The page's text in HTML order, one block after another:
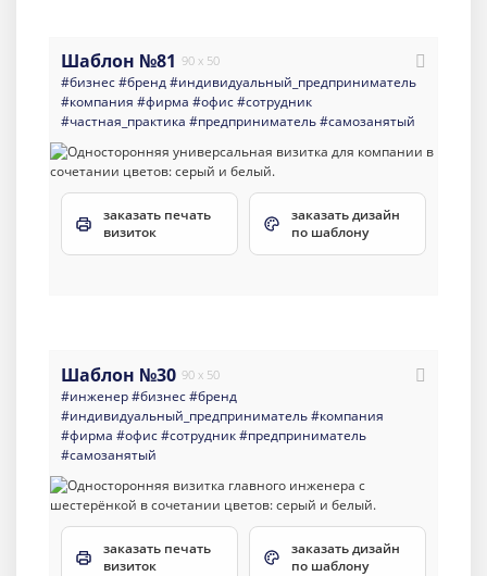
Шаблон №81 90 x 50
#бизнес#бренд#индивидуальный_предприниматель
#компания #фирма #офис#сотрудник
#частная_практика #предприниматель#самозанятый
заказать печать
визиток
заказать дизайн
по шаблону
Шаблон №30 90 x 50
#инженер#бизнес#бренд
#индивидуальный_предприниматель#компания
#фирма #офис#сотрудник#предприниматель
#самозанятый
заказать печать
визиток
заказать дизайн
по шаблону